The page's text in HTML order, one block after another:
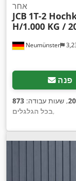
Neumünster
אחר
JCB 1T-2
H/1.000 KG /
פנה
, שעות עבודה:
בכל הגלגלים,